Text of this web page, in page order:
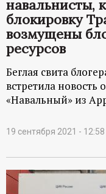
навальнисты,
блокировку
возмущены
ресурсов
Беглая свита
встретила
«Навальный» из
19 сентября 2021 - 12:58